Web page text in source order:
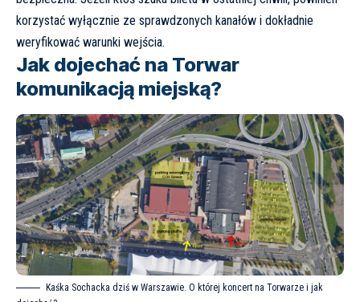
korzystać wyłącznie ze sprawdzonych kanałów i dokładnie
weryfikować warunki wejścia.
Jak dojechać na Torwar
komunikacją miejską?
Kaśka Sochacka dziś w Warszawie. O której koncert na Torwarze i jak